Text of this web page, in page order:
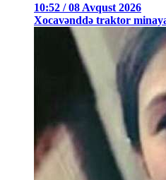
10:52 / 08 Avqust 2026
Xocavənddə traktor